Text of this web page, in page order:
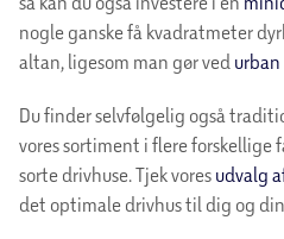
nogle ganske få kvadratmeter
altan, ligesom man gør ved
Du finder selvfølgelig også
vores sortiment i flere
sorte drivhuse. Tjek vores udvalg
det optimale drivhus til dig og din